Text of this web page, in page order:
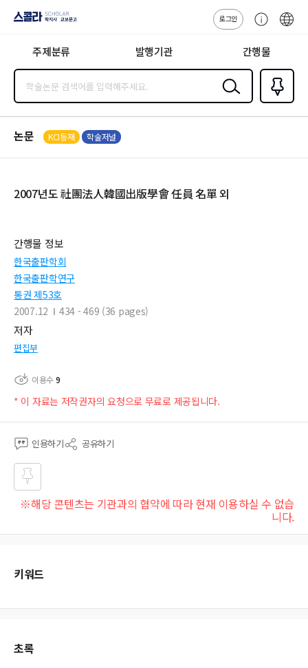
지사·교보문고
로그인
센
주제분류 발행기관 간행물
검색
즐겨찾
기0
논문 KCI등재 학술저널
2007년도 社團法人韓國出版學會 任員 名單 외
간행물 정보
한국출판학회
한국출판학연구
통권 제53호
2007.12
434 - 469 (36 pages)
저자
편집부
이용수9
* 이 자료는 저작권자의 요청으로 무료로 제공됩니다.
인용하기 공유하기
즐겨
찾기
※해당 콘텐츠는 기관과의 협약에 따라 현재 이용하실 수 없습
니다.
키워드
초록